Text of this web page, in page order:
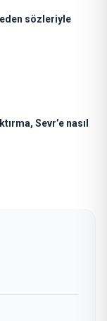
sözleriyle
Sevr’e nasıl